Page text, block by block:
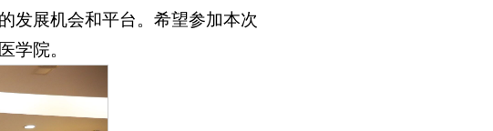
发展机会和平台。希望参加本次
学院。